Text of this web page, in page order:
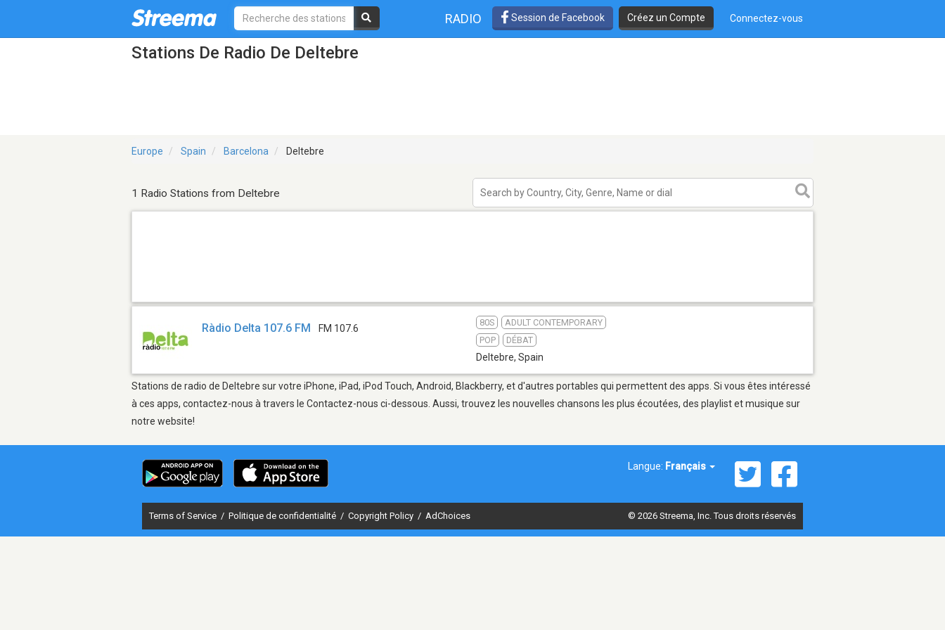
RADIO Session de Facebook Créez un Compte Connectez-vous
Stations De Radio De Deltebre
Europe Spain Barcelona Deltebre
1 Radio Stations from Deltebre
Ràdio Delta 107.6 FM FM 107.6
80S
ADULT CONTEMPORARY
POP
DÉBAT
Deltebre, Spain
Stations de radio de Deltebre sur votre iPhone, iPad, iPod Touch, Android, Blackberry, et d'autres portables qui permettent des apps. Si vous êtes intéressé
à ces apps, contactez-nous à travers le Contactez-nous ci-dessous. Aussi, trouvez les nouvelles chansons les plus écoutées, des playlist et musique sur
notre website!
Langue: Français
Terms of Service / Politique de confidentialité / Copyright Policy / AdChoices © 2026 Streema, Inc. Tous droits réservés